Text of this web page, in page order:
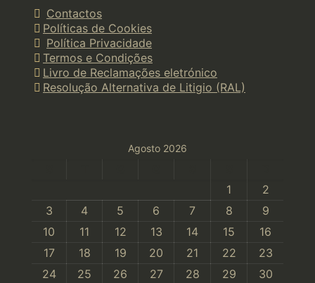
Contactos
Políticas de Cookies
Política Privacidade
Termos e Condições
Livro de Reclamações eletrónico
Resolução Alternativa de Litigio (RAL)
Agosto 2026
1
2
3
4 5 6 7 8
9
10
11 12 13 14 15
16
17
18 19 20 21 22
23
24
25 26 27 28 29 30